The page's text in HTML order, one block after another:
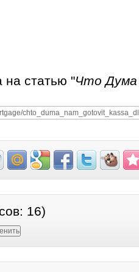
на статью "Что Дума
16)